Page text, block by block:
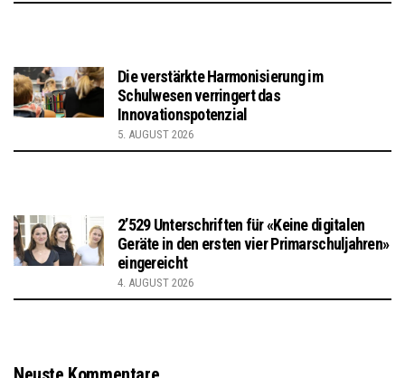
Die verstärkte Harmonisierung im
Schulwesen verringert das
Innovationspotenzial
5. AUGUST 2026
2’529 Unterschriften für «Keine digitalen
Geräte in den ersten vier Primarschuljahren»
eingereicht
4. AUGUST 2026